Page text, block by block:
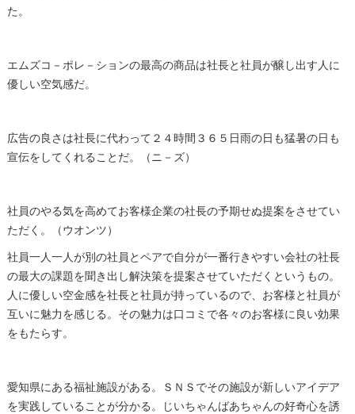
た。
エムズコ－ポレ－ションの最高の商品は社長と社員が醸し出す人に
優しい空気感だ。
広告の良さは社長に代わって２４時間３６５日雨の日も猛暑の日も
宣伝をしてくれることだ。（ニ－ズ）
社員のやる気を高めてお客様企業の社長の予期せぬ提案をさせてい
ただく。（ウオンツ）
社員一人一人が別の社員とペアで自分が一番行きやすい会社の社長
の最大の課題を聞き出し解決策を提案させていただくというもの。
人に優しい空金感を社長と社員が持っているので、お客様と社員が
互いに魅力を感じる。その魅力は口コミで各々のお客様に良い効果
をもたらす。
愛知県にある福祉施設がある。ＳＮＳでその施設が新しいアイデア
を実践していることが分かる。じいちゃんばあちゃんの好奇心を誘